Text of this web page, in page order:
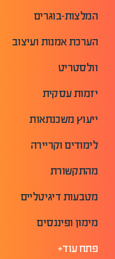
המלצות-בוגרים
הערכת אמנות ועיצוב
וולסטריט
יזמות עסקית
ייעוץ משכנתאות
לימודים וקריירה
מהתקשורת
מטבעות דיגיטליים
מימון ופיננסים
פתח עוד+